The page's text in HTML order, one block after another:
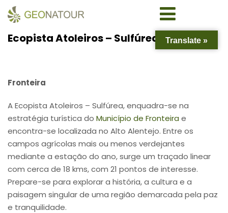
Ecopista Atoleiros – Sulfúrea
Fronteira
A Ecopista Atoleiros – Sulfúrea, enquadra-se na
estratégia turística do Município de Fronteira e
encontra-se localizada no Alto Alentejo. Entre os
campos agrícolas mais ou menos verdejantes
mediante a estação do ano, surge um traçado linear
com cerca de 18 kms, com 21 pontos de interesse.
Prepare-se para explorar a história, a cultura e a
paisagem singular de uma região demarcada pela paz
e tranquilidade.
Translate »